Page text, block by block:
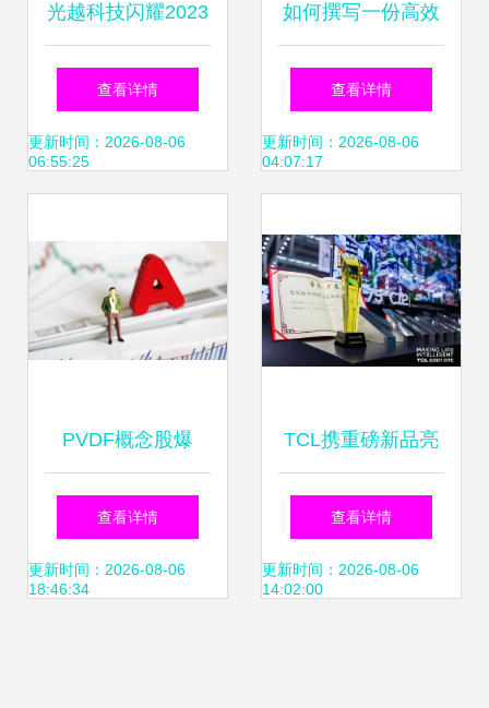
光越科技闪耀2023
年日本国际激光光
学技术展览会，以
光电产业
查看详情
更新时间：2026-08-06
06:55:25
如何撰写一份高效
的数据需求说明文
档 数据产品经理的
查看详情
更新时间：2026-08-06
04:07:17
PVDF概念股爆
发，7只优质潜力
股深度解析
查看详情
更新时间：2026-08-06
18:46:34
TCL携重磅新品亮
相2021，以创新科
技构建极致互联互
查看详情
更新时间：2026-08-06
14:02:00